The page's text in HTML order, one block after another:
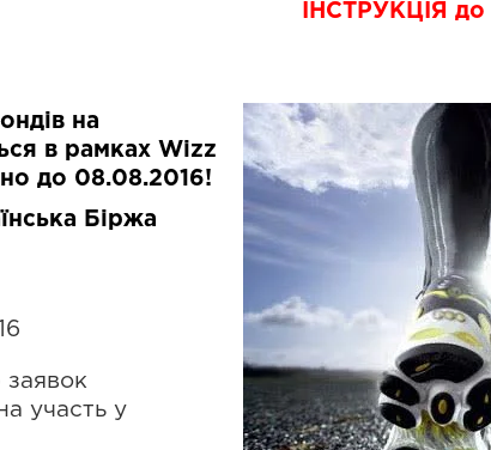
ІНСТРУКЦІЯ
на
в рамках Wizz
до 08.08.2016!
Біржа
заявок
участь у